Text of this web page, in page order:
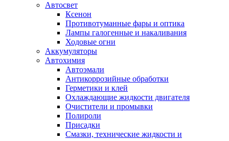
Автосвет
Ксенон
Противотуманные фары и оптика
Лампы галогенные и накаливания
Ходовые огни
Аккумуляторы
Автохимия
Автоэмали
Антикоррозийные обработки
Герметики и клей
Охлаждающие жидкости двигателя
Очистители и промывки
Полироли
Присадки
Смазки, технические жидкости и